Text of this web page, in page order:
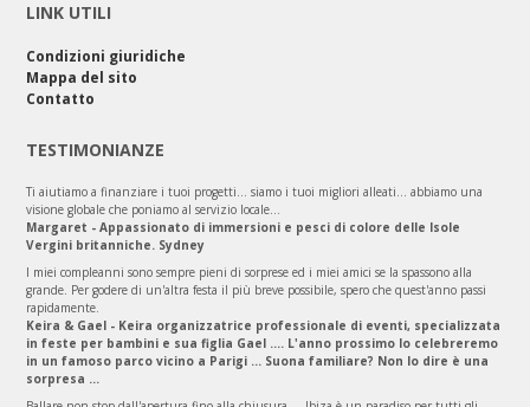
LINK UTILI
Condizioni giuridiche
Mappa del sito
Contatto
TESTIMONIANZE
Ti aiutiamo a finanziare i tuoi progetti... siamo i tuoi migliori alleati... abbiamo una
visione globale che poniamo al servizio locale...
Margaret - Appassionato di immersioni e pesci di colore delle Isole
Vergini britanniche. Sydney
I miei compleanni sono sempre pieni di sorprese ed i miei amici se la spassono alla
grande. Per godere di un'altra festa il più breve possibile, spero che quest'anno passi
rapidamente.
Keira & Gael - Keira organizzatrice professionale di eventi, specializzata
in feste per bambini e sua figlia Gael .... L'anno prossimo lo celebreremo
in un famoso parco vicino a Parigi ... Suona familiare? Non lo dire è una
sorpresa ...